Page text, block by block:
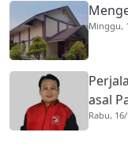
Minggu,
asal
Rabu,